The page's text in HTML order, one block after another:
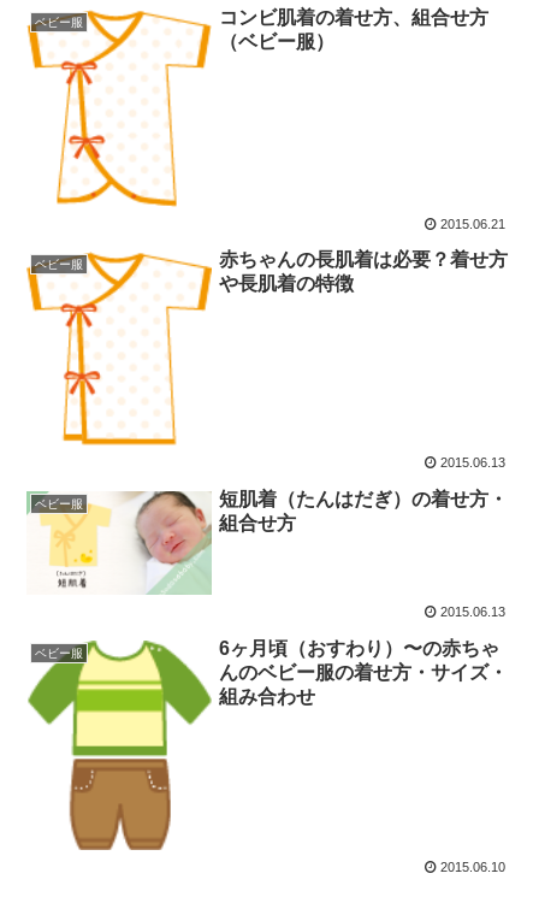
ベビー服
コンビ肌着の着せ方、組合せ方
（ベビー服）
2015.06.21
ベビー服
赤ちゃんの長肌着は必要？着せ方
や長肌着の特徴
2015.06.13
ベビー服
短肌着（たんはだぎ）の着せ方・
組合せ方
2015.06.13
ベビー服
6ヶ月頃（おすわり）〜の赤ちゃ
んのベビー服の着せ方・サイズ・
組み合わせ
2015.06.10